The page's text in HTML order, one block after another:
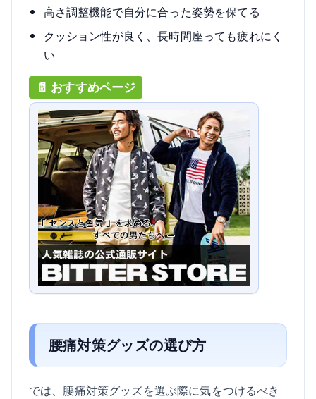
高さ調整機能で自分に合った姿勢を保てる
クッション性が良く、長時間座っても疲れにく
い
腰痛対策グッズの選び方
では、腰痛対策グッズを選ぶ際に気をつけるべき